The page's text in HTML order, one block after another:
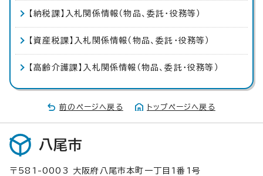
【納税課】入札関係情報（物品、委託・役務等）
【資産税課】入札関係情報（物品、委託・役務等）
【高齢介護課】入札関係情報（物品、委託・役務等）
前のページへ戻る トップページへ戻る
八尾市
〒581-0003 大阪府八尾市本町一丁目1番1号